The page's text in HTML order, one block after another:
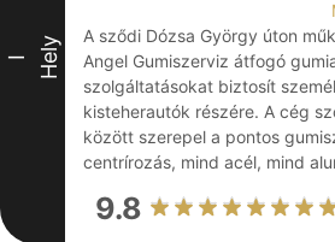
I Hely
A sződi Dózsa György úton
Angel Gumiszerviz átfogó
szolgáltatásokat biztosít
kisteherautók részére. A cég
között szerepel a pontos
centrírozás, mind acél, mind
9.8